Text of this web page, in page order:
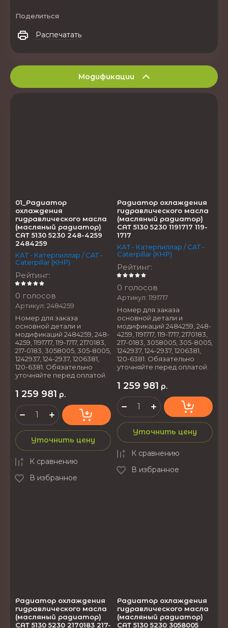
Поделиться
Распечатать
Модификации
01_Радиатор
охлаждения
гидравлического масла
(масляный радиатор)
CAT 5130 5230 248-4259
2484259
КАТ - Катерпиллар / CAT -
Caterpillar (КНР)
Рейтинг:
0 голосов
Артикул: 2484259
Номер для заказа
основной детали и
модификаций 2484259, 248-
4259, 1191717, 119-1717, 2170183,
217-0183, 3058005, 305-8005,
1242937, 124-2937, 1206381,
120-6381. Обязательно
уточняйте перед оплатой.
1 259 981 р.
Уточнить цену
К сравнению
В избранное
Радиатор охлаждения
гидравлического масла
(масляный радиатор)
CAT 5130 5230 1191717 119-
1717
КАТ - Катерпиллар / CAT -
Caterpillar (КНР)
Рейтинг:
0 голосов
Артикул: 1191717
Номер для заказа
основной детали и
модификаций 2484259, 248-
4259, 1191717, 119-1717, 2170183,
217-0183, 3058005, 305-8005,
1242937, 124-2937, 1206381,
120-6381. Обязательно
уточняйте перед оплатой.
1 259 981 р.
Уточнить цену
К сравнению
В избранное
Радиатор охлаждения
гидравлического масла
(масляный радиатор)
CAT 5130 5230 2170183 217-
Радиатор охлаждения
гидравлического масла
(масляный радиатор)
CAT 5130 5230 3058005